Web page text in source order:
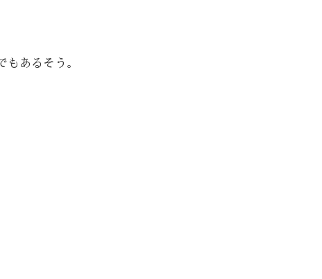
あるそう。